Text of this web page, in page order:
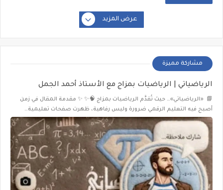
عرض المزيد
مشاركة مميزة
الرياضياتي | الرياضيات بمزاج مع الأستاذ أحمد الجمل
📘 «الرياضياتي»… حيث تُقدَّم الرياضيات بمزاج 🧠✨ ✨ مقدمة المقال في زمن
أصبح فيه التعليم الرقمي ضرورة وليس رفاهية، ظهرت صفحات تعليمية…